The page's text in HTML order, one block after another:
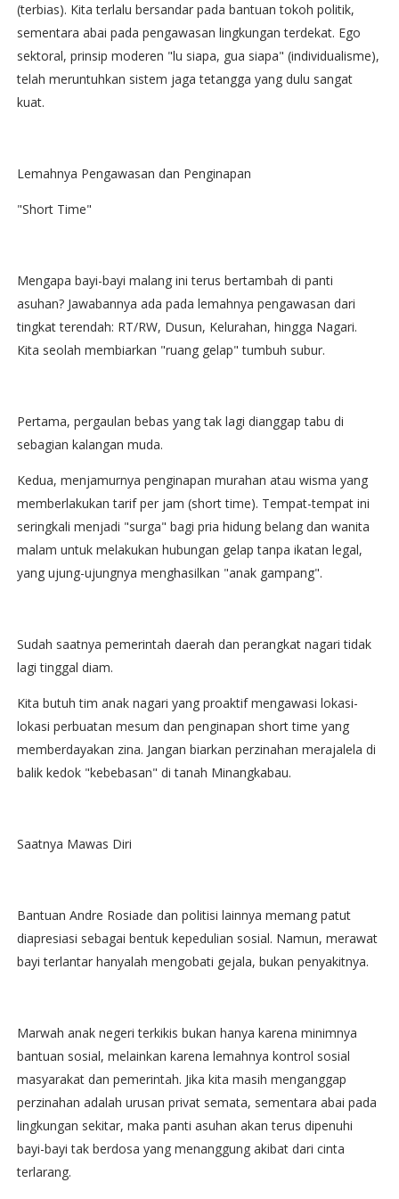
(terbias). Kita terlalu bersandar pada bantuan tokoh politik,
sementara abai pada pengawasan lingkungan terdekat. Ego
sektoral, prinsip moderen "lu siapa, gua siapa" (individualisme),
telah meruntuhkan sistem jaga tetangga yang dulu sangat
kuat.
Lemahnya Pengawasan dan Penginapan
"Short Time"
Mengapa bayi-bayi malang ini terus bertambah di panti
asuhan? Jawabannya ada pada lemahnya pengawasan dari
tingkat terendah: RT/RW, Dusun, Kelurahan, hingga Nagari.
Kita seolah membiarkan "ruang gelap" tumbuh subur.
Pertama, pergaulan bebas yang tak lagi dianggap tabu di
sebagian kalangan muda.
Kedua, menjamurnya penginapan murahan atau wisma yang
memberlakukan tarif per jam (short time). Tempat-tempat ini
seringkali menjadi "surga" bagi pria hidung belang dan wanita
malam untuk melakukan hubungan gelap tanpa ikatan legal,
yang ujung-ujungnya menghasilkan "anak gampang".
Sudah saatnya pemerintah daerah dan perangkat nagari tidak
lagi tinggal diam.
Kita butuh tim anak nagari yang proaktif mengawasi lokasi-
lokasi perbuatan mesum dan penginapan short time yang
memberdayakan zina. Jangan biarkan perzinahan merajalela di
balik kedok "kebebasan" di tanah Minangkabau.
Saatnya Mawas Diri
Bantuan Andre Rosiade dan politisi lainnya memang patut
diapresiasi sebagai bentuk kepedulian sosial. Namun, merawat
bayi terlantar hanyalah mengobati gejala, bukan penyakitnya.
Marwah anak negeri terkikis bukan hanya karena minimnya
bantuan sosial, melainkan karena lemahnya kontrol sosial
masyarakat dan pemerintah. Jika kita masih menganggap
perzinahan adalah urusan privat semata, sementara abai pada
lingkungan sekitar, maka panti asuhan akan terus dipenuhi
bayi-bayi tak berdosa yang menanggung akibat dari cinta
terlarang.